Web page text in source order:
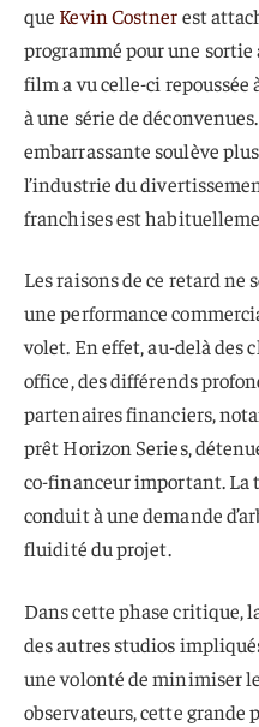
que Kevin Costnerest
programmé pour une
film a vu celle-ci
à une série de
embarrassante soulève
l’industrie du
franchises est
Les raisons de ce retard
une performance
volet. En effet, au-delà des
office, des différends
partenaires financiers,
prêt Horizon Series,
co-financeur important. La
conduit à une demande
fluidité du projet.
Dans cette phase critique,
des autres studios
une volonté de minimiser
observateurs, cette